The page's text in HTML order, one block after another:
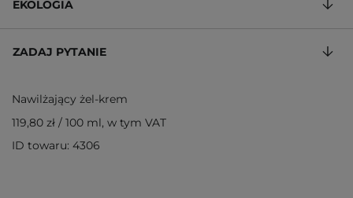
EKOLOGIA
ZADAJ PYTANIE
Nawilżający żel-krem
119,80 zł / 100 ml, w tym VAT
ID towaru: 4306